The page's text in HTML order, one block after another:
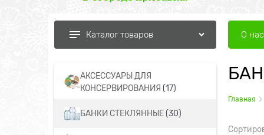
Каталог товаров О нас
АКСЕССУАРЫ ДЛЯ
КОНСЕРВИРОВАНИЯ (17)
БАНКИ СТЕКЛЯННЫЕ(30)
Главная